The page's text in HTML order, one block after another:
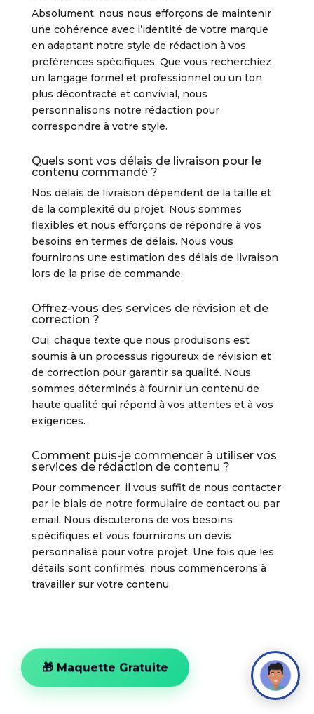
Absolument, nous nous efforçons de maintenir
une cohérence avec l’identité de votre marque
en adaptant notre style de rédaction à vos
préférences spécifiques. Que vous recherchiez
un langage formel et professionnel ou un ton
plus décontracté et convivial, nous
personnalisons notre rédaction pour
correspondre à votre style.
Quels sont vos délais de livraison pour le
contenu commandé ?
Nos délais de livraison dépendent de la taille et
de la complexité du projet. Nous sommes
flexibles et nous efforçons de répondre à vos
besoins en termes de délais. Nous vous
fournirons une estimation des délais de livraison
lors de la prise de commande.
Offrez-vous des services de révision et de
correction ?
Oui, chaque texte que nous produisons est
soumis à un processus rigoureux de révision et
de correction pour garantir sa qualité. Nous
sommes déterminés à fournir un contenu de
haute qualité qui répond à vos attentes et à vos
exigences.
Comment puis-je commencer à utiliser vos
services de rédaction de contenu ?
Pour commencer, il vous suffit de nous contacter
par le biais de notre formulaire de contact ou par
email. Nous discuterons de vos besoins
spécifiques et vous fournirons un devis
personnalisé pour votre projet. Une fois que les
détails sont confirmés, nous commencerons à
travailler sur votre contenu.
🎁 Maquette Gratuite